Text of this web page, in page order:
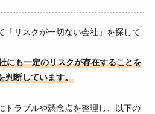
「リスクが一切ない会社」を探して
にも一定のリスクが存在することを
判断しています。
トラブルや懸念点を整理し、以下の